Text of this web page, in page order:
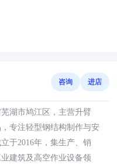
咨询 进店
湖市鸠江区，主营升臂
专注轻型钢结构制作与安
于2016年，集生产、销
建筑及高空作业设备领